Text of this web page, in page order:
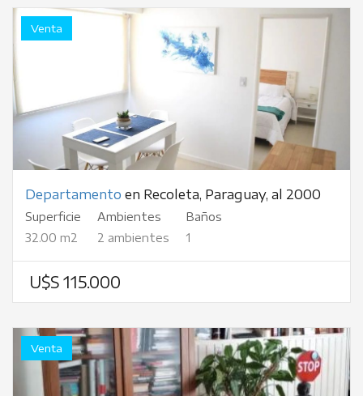
Venta
Departamento en Recoleta, Paraguay, al 2000
Superficie
32.00 m2
Ambientes
2 ambientes
Baños
1
U$S 115.000
Venta